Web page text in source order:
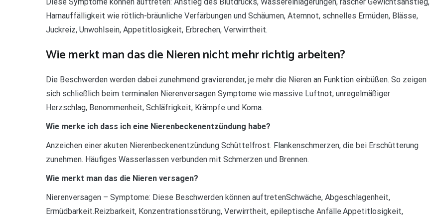
Harnauffälligkeit wie rötlich-bräunliche Verfärbungen und Schäumen, Atemnot, schnelles Ermüden, Blässe,
Juckreiz, Unwohlsein, Appetitlosigkeit, Erbrechen, Verwirrtheit.
Wie merkt man das die Nieren nicht mehr richtig arbeiten?
Die Beschwerden werden dabei zunehmend gravierender, je mehr die Nieren an Funktion einbüßen. So zeigen
sich schließlich beim terminalen Nierenversagen Symptome wie massive Luftnot, unregelmäßiger
Herzschlag, Benommenheit, Schläfrigkeit, Krämpfe und Koma.
Wie merke ich dass ich eine Nierenbeckenentzündung habe?
Anzeichen einer akuten Nierenbeckenentzündung Schüttelfrost. Flankenschmerzen, die bei Erschütterung
zunehmen. Häufiges Wasserlassen verbunden mit Schmerzen und Brennen.
Wie merkt man das die Nieren versagen?
Nierenversagen – Symptome: Diese Beschwerden können auftretenSchwäche, Abgeschlagenheit,
Ermüdbarkeit.Reizbarkeit, Konzentrationsstörung, Verwirrtheit, epileptische Anfälle.Appetitlosigkeit,